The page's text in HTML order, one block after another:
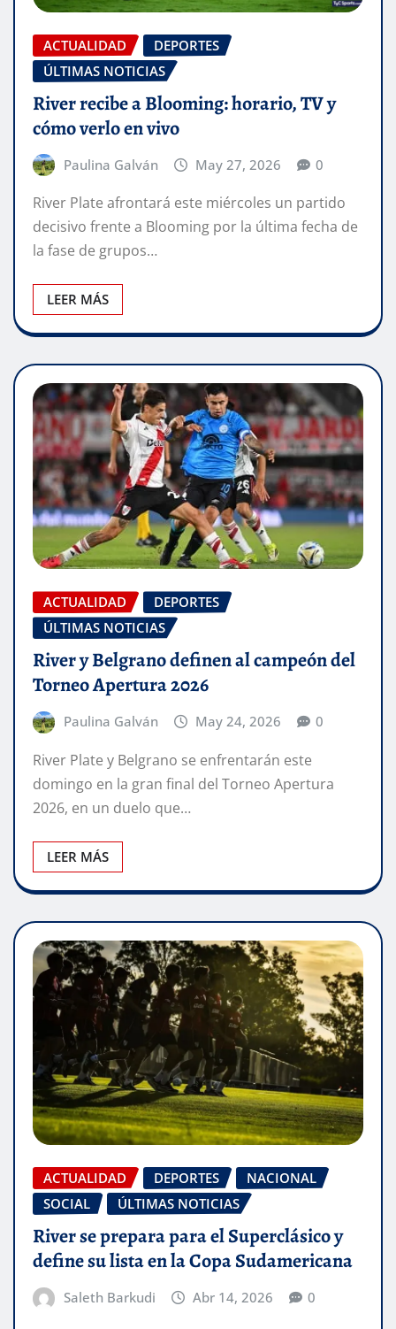
ACTUALIDAD
DEPORTES
ÚLTIMAS NOTICIAS
River recibe a Blooming: horario, TV y
cómo verlo en vivo
Paulina Galván May 27, 2026 0
River Plate afrontará este miércoles un partido
decisivo frente a Blooming por la última fecha de
la fase de grupos…
LEER MÁS
ACTUALIDAD
DEPORTES
ÚLTIMAS NOTICIAS
River y Belgrano definen al campeón del
Torneo Apertura 2026
Paulina Galván May 24, 2026 0
River Plate y Belgrano se enfrentarán este
domingo en la gran final del Torneo Apertura
2026, en un duelo que…
LEER MÁS
ACTUALIDAD DEPORTES
NACIONAL
SOCIAL
ÚLTIMAS NOTICIAS
River se prepara para el Superclásico y
define su lista en la Copa Sudamericana
Saleth Barkudi Abr 14, 2026 0